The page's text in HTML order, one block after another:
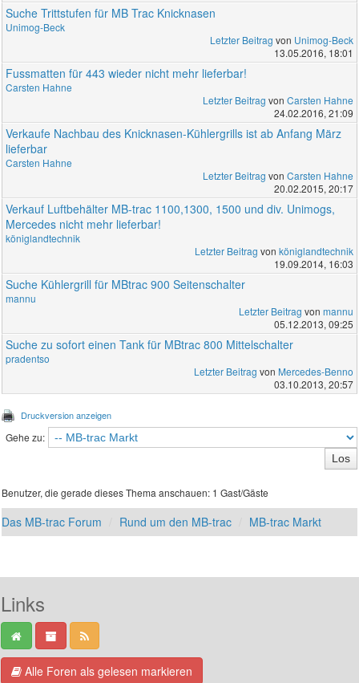
Suche Trittstufen für MB Trac Knicknasen
Unimog-Beck
Letzter Beitrag von Unimog-Beck
13.05.2016, 18:01
Fussmatten für 443 wieder nicht mehr lieferbar!
Carsten Hahne
Letzter Beitrag von Carsten Hahne
24.02.2016, 21:09
Verkaufe Nachbau des Knicknasen-Kühlergrills ist ab Anfang März
lieferbar
Carsten Hahne
Letzter Beitrag von Carsten Hahne
20.02.2015, 20:17
Verkauf Luftbehälter MB-trac 1100,1300, 1500 und div. Unimogs,
Mercedes nicht mehr lieferbar!
königlandtechnik
Letzter Beitrag von königlandtechnik
19.09.2014, 16:03
Suche Kühlergrill für MBtrac 900 Seitenschalter
mannu
Letzter Beitrag von mannu
05.12.2013, 09:25
Suche zu sofort einen Tank für MBtrac 800 Mittelschalter
pradentso
Letzter Beitrag von Mercedes-Benno
03.10.2013, 20:57
Druckversion anzeigen
Gehe zu:
Benutzer, die gerade dieses Thema anschauen: 1 Gast/Gäste
Das MB-trac Forum Rund um den MB-trac MB-trac Markt
Links
Alle Foren als gelesen markieren